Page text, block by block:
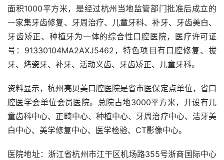
面积1000平方米，是经过杭州当地监管部门批准后成立的
一家集牙齿修复、牙周治疗、儿童牙科、补牙、牙齿美白、
牙齿矫正、种植牙为一体的综合性口腔医院，医疗许可证
号：91330104MA2AXJ5462，特色项目有口腔修复、拔
牙、烤瓷牙、补牙、活动义齿、牙齿矫正、儿童牙科。
资料显示，杭州亮贝美口腔医院是省市医保定点单位，省口
腔医学会单位会员医院。总院占地3000平方米，开设有儿
童齿科中心、正畸中心、种植中心、牙周治疗中心、洁牙美
白中心、美学修复中心、医学检验、CT影像中心。
医院地址：浙江省杭州市江干区机场路355号浙商国际中心